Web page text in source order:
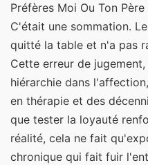
Préfères Moi Ou Ton
C'était une sommation.
quitté la table et n'a pas
Cette erreur de
hiérarchie dans
en thérapie et des
que tester la loyauté
réalité, cela ne fait
chronique qui fait fuir